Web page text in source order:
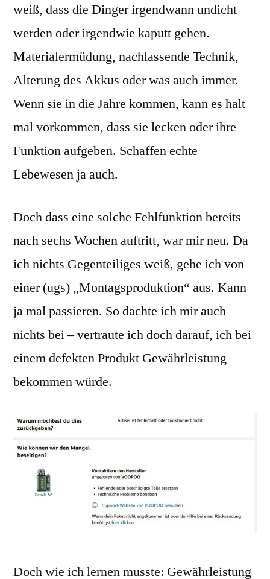
weiß, dass die Dinger irgendwann undicht
werden oder irgendwie kaputt gehen.
Materialermüdung, nachlassende Technik,
Alterung des Akkus oder was auch immer.
Wenn sie in die Jahre kommen, kann es halt
mal vorkommen, dass sie lecken oder ihre
Funktion aufgeben. Schaffen echte
Lebewesen ja auch.
Doch dass eine solche Fehlfunktion bereits
nach sechs Wochen auftritt, war mir neu. Da
ich nichts Gegenteiliges weiß, gehe ich von
einer (ugs) „Montagsproduktion“ aus. Kann
ja mal passieren. So dachte ich mir auch
nichts bei – vertraute ich doch darauf, ich bei
einem defekten Produkt Gewährleistung
bekommen würde.
Doch wie ich lernen musste: Gewährleistung